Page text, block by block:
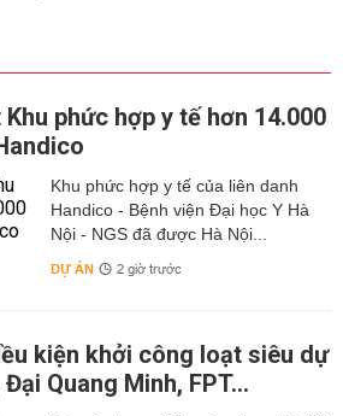
phức hợp y tế hơn 14.000
Khu phức hợp y tế của liên danh
Handico - Bệnh viện Đại học Y Hà
Nội - NGS đã được Hà Nội...
DỰ ÁN 2 giờ trước
kiện khởi công loạt siêu dự
Quang Minh, FPT...